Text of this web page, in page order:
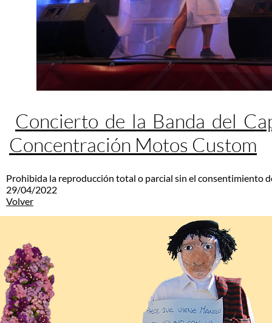
Concierto de la Banda del
Concentración Motos Custom
Prohibida la reproducción total o parcial sin el consentimiento
29/04/2022
Volver